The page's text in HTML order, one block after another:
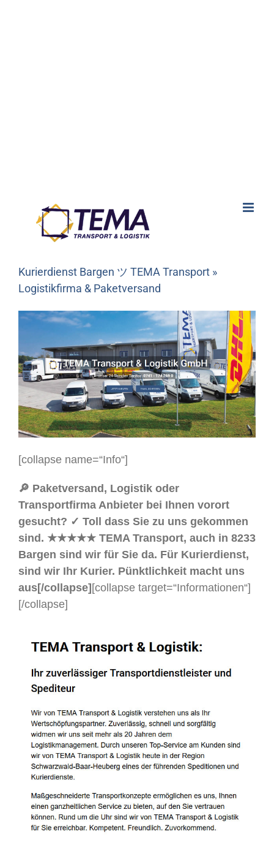
Kurierdienst Bargen ツ TEMA Transport »
Logistikfirma & Paketversand
[collapse name=“Info“]
🔎 Paketversand, Logistik oder
Transportfirma Anbieter bei Ihnen vorort
gesucht? ✓ Toll dass Sie zu uns gekommen
sind. ★★★★★ TEMA Transport, auch in 8233
Bargen sind wir für Sie da. Für Kurierdienst,
sind wir Ihr Kurier. Pünktlichkeit macht uns
aus[/collapse][collapse target=“Informationen“]
[/collapse]